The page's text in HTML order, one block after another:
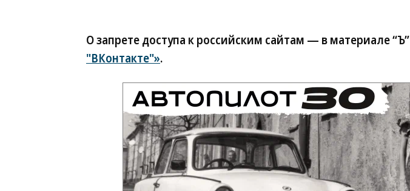
О запрете доступа к российским сайтам — в материале “Ъ”
"ВКонтакте"».